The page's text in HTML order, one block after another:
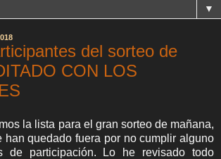
▼
del sorteo de
CON LOS
la lista para el gran sorteo de mañana,
han quedado fuera por no cumplir alguno
de participación. Lo he revisado todo